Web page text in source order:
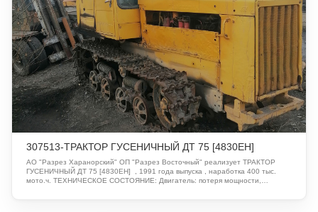
307513-ТРАКТОР ГУСЕНИЧНЫЙ ДТ 75 [4830ЕН]
АО "Разрез Харанорский" ОП "Разрез Восточный" реализует ТРАКТОР
ГУСЕНИЧНЫЙ ДТ 75 [4830ЕН] , 1991 года выпуска , наработка 400 тыс.
мото.ч. ТЕХНИЧЕСКОЕ СОСТОЯНИЕ: Двигатель: потеря мощности,